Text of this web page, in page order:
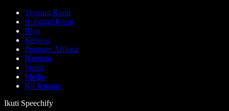
Tentang Kami
Hubungi Kami
Blog
Kerjaya
Program Afiliasi
Bantuan
Status
Media
Kit Jenama
Ikuti Speechify